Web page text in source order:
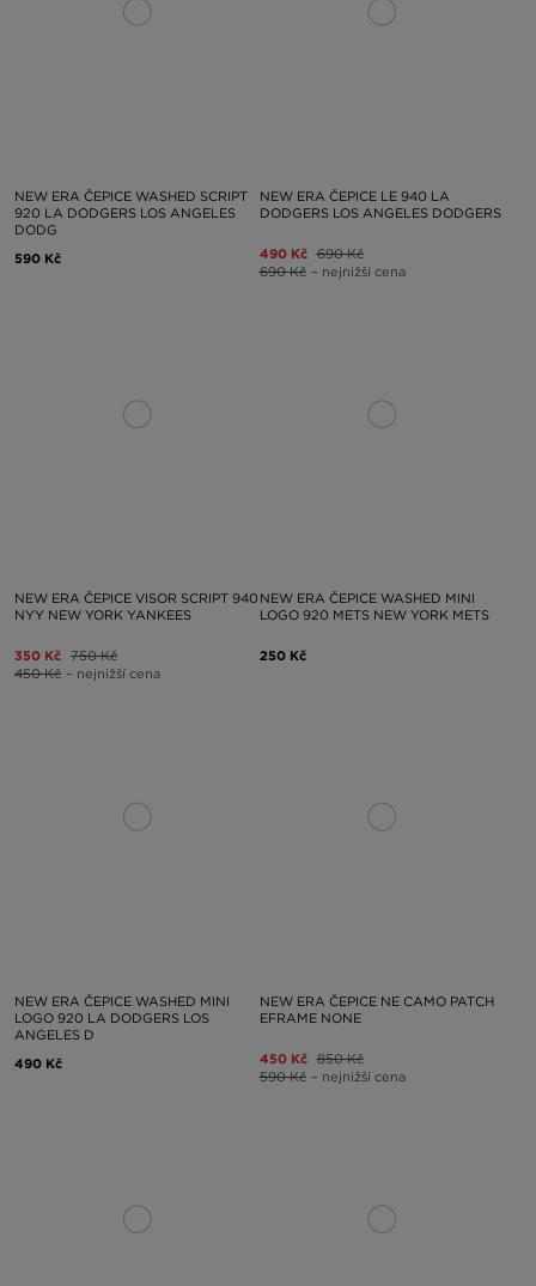
NEW ERA ČEPICE WASHED SCRIPT
920 LA DODGERS LOS ANGELES
DODG
590 Kč
NEW ERA ČEPICE LE 940 LA
DODGERS LOS ANGELES DODGERS
490 Kč 690 Kč
690 Kč – nejnižší cena
NEW ERA ČEPICE VISOR SCRIPT 940
NYY NEW YORK YANKEES
350 Kč 750 Kč
450 Kč – nejnižší cena
NEW ERA ČEPICE WASHED MINI
LOGO 920 METS NEW YORK METS
250 Kč
NEW ERA ČEPICE WASHED MINI
LOGO 920 LA DODGERS LOS
ANGELES D
490 Kč
NEW ERA ČEPICE NE CAMO PATCH
EFRAME NONE
450 Kč 850 Kč
590 Kč – nejnižší cena